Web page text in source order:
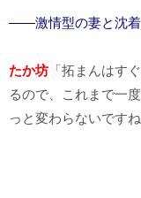
――激情型の妻と沈着
たか坊 「拓まんはす
るので、これまで一
っと変わらないですね